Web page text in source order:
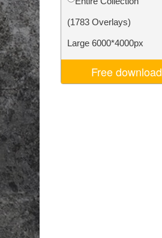
Video Editing Services
(1783 Overlays)
Large 6000*4000px
Free download